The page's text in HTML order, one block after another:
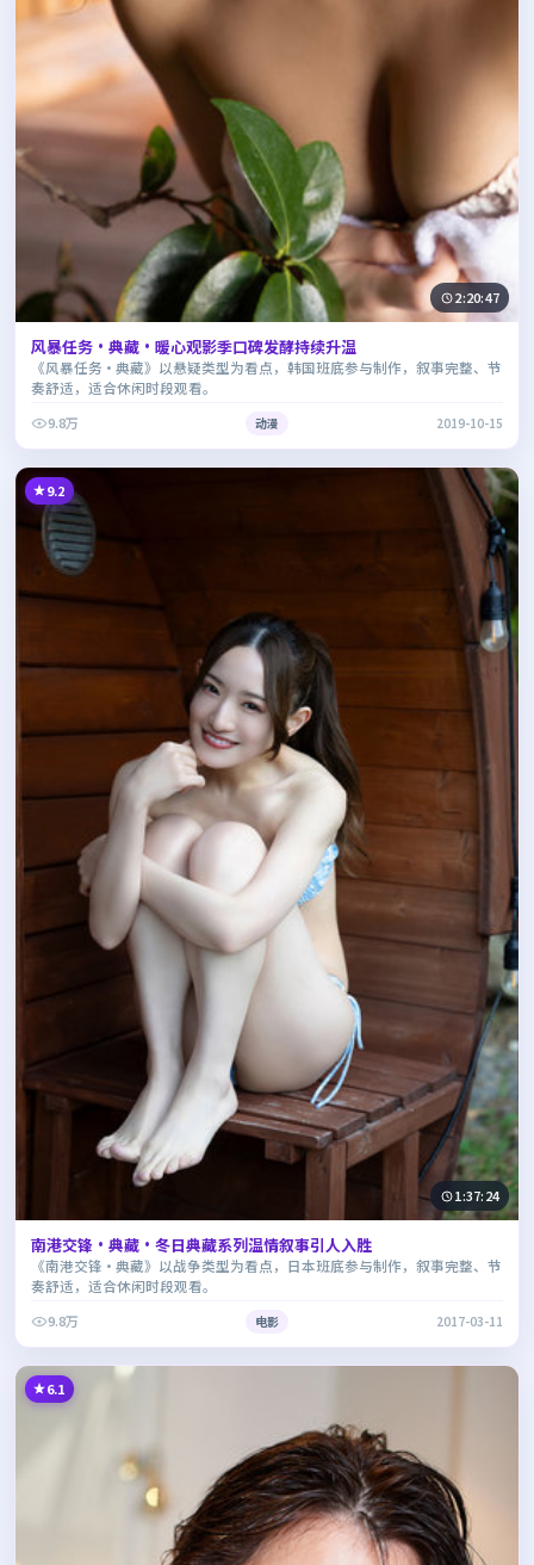
2:20:47
风暴任务·典藏·暖心观影季口碑发酵持续升温
《风暴任务·典藏》以悬疑类型为看点，韩国班底参与制作，叙事完整、节
奏舒适，适合休闲时段观看。
9.8万
动漫 2019-10-15
9.2
1:37:24
南港交锋·典藏·冬日典藏系列温情叙事引人入胜
《南港交锋·典藏》以战争类型为看点，日本班底参与制作，叙事完整、节
奏舒适，适合休闲时段观看。
9.8万
电影 2017-03-11
6.1